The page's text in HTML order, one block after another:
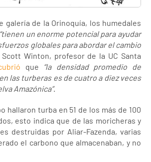
galería de la Orinoquía, los humedales
“tienen un enorme potencial para ayudar
globales para abordar el cambio
Winton, profesor de la UC Santa
que “la densidad promedio de
las turberas es de cuatro a diez veces
Amazónica”.
hallaron turba en 51 de los más de 100
esto indica que de las moricheras y
destruidas por Aliar-Fazenda, varias
el carbono que almacenaban, y no